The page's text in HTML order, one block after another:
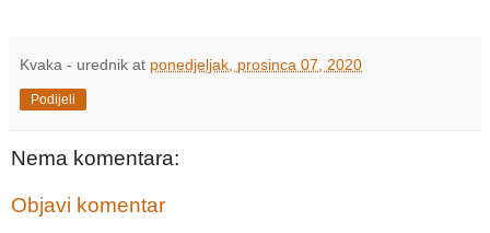
Kvaka - urednik at ponedjeljak, prosinca 07, 2020
Podijeli
Nema komentara:
Objavi komentar